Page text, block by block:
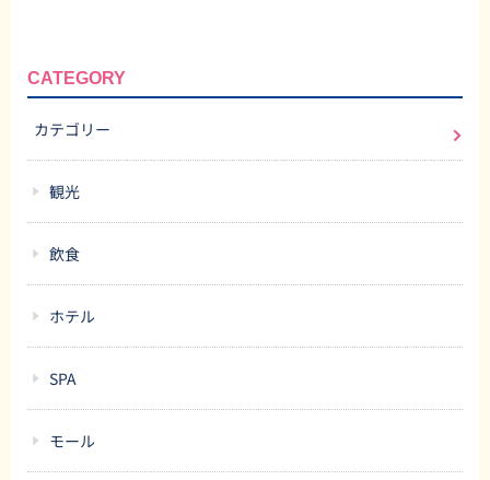
CATEGORY
カテゴリー
観光
飲食
ホテル
SPA
モール